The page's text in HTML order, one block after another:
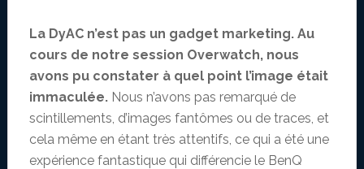
La DyAC n’est pas un gadget marketing. Au
cours de notre session Overwatch, nous
avons pu constater à quel point l’image était
immaculée.Nous n’avons pas remarqué de
scintillements, d’images fantômes ou de traces, et
cela même en étant très attentifs, ce qui a été une
expérience fantastique qui différencie le BenQ